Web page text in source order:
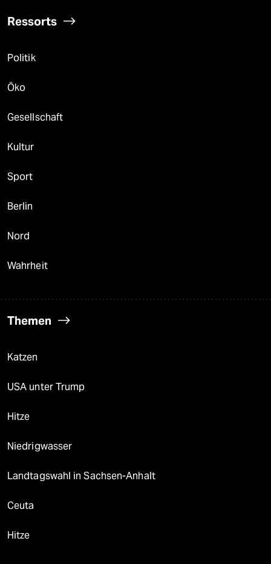
Ressorts
Politik
Öko
Gesellschaft
Kultur
Sport
Berlin
Nord
Wahrheit
Themen
Katzen
USA unter Trump
Hitze
Niedrigwasser
Landtagswahl in Sachsen-Anhalt
Ceuta
Hitze